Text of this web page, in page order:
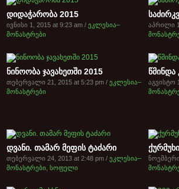
დიდაჭარობა 2015
ივნისი 1, 2015 at 9:23 am / ეკლესია–
მონასტრები
აპრილი
ნინოობა ჯავახეთში 2015
თებერვალი 21, 2015 at 5:23 pm / ეკლესია–
მონასტრები
წმინდა
აგვისტო
დვანი. თამარ მეფის ტაძარი
თებერვალი 24, 2013 at 2:48 pm / ეკლესია–
მონასტრები სოფელი